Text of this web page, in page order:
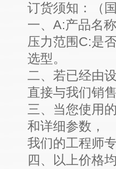
订货须知：（
一、A:产品名
压力范围C:是
选型。
二、若已经由
直接与我们销
三、当您使用
和详细参数，
我们的工程师
四、以上价格